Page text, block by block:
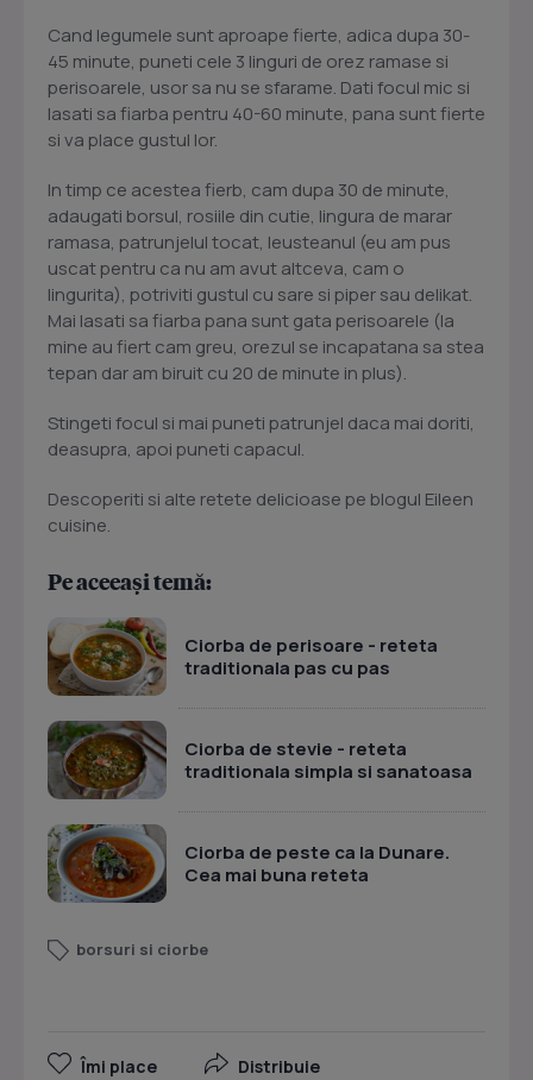
Cand legumele sunt aproape fierte, adica dupa 30-
45 minute, puneti cele 3 linguri de orez ramase si
perisoarele, usor sa nu se sfarame. Dati focul mic si
lasati sa fiarba pentru 40-60 minute, pana sunt fierte
si va place gustul lor.
In timp ce acestea fierb, cam dupa 30 de minute,
adaugati borsul, rosiile din cutie, lingura de marar
ramasa, patrunjelul tocat, leusteanul (eu am pus
uscat pentru ca nu am avut altceva, cam o
lingurita), potriviti gustul cu sare si piper sau delikat.
Mai lasati sa fiarba pana sunt gata perisoarele (la
mine au fiert cam greu, orezul se incapatana sa stea
tepan dar am biruit cu 20 de minute in plus).
Stingeti focul si mai puneti patrunjel daca mai doriti,
deasupra, apoi puneti capacul.
Descoperiti si alte retete delicioase pe blogul Eileen
cuisine.
Pe aceeași temă:
Ciorba de perisoare - reteta
traditionala pas cu pas
Ciorba de stevie - reteta
traditionala simpla si sanatoasa
Ciorba de peste ca la Dunare.
Cea mai buna reteta
borsuri si ciorbe
Îmi place Distribuie